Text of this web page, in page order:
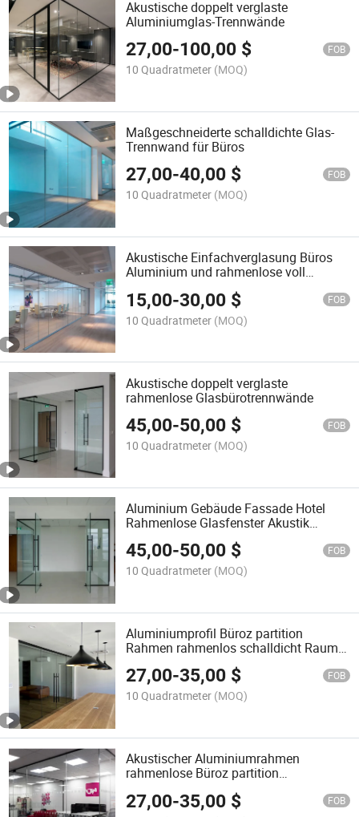
Akustische doppelt verglaste
Aluminiumglas-Trennwände
27,00-100,00 $ FOB
10 Quadratmeter (MOQ)
Maßgeschneiderte schalldichte Glas-
Trennwand für Büros
27,00-40,00 $ FOB
10 Quadratmeter (MOQ)
Akustische Einfachverglasung Büros
Aluminium und rahmenlose voll
Glaswandtrennwand
15,00-30,00 $ FOB
10 Quadratmeter (MOQ)
Akustische doppelt verglaste
rahmenlose Glasbürotrennwände
45,00-50,00 $ FOB
10 Quadratmeter (MOQ)
Aluminium Gebäude Fassade Hotel
Rahmenlose Glasfenster Akustik
Vorhang Wand Trennwand
45,00-50,00 $ FOB
10 Quadratmeter (MOQ)
Aluminiumprofil Büroz partition
Rahmen rahmenlos schalldicht Raum
akustische Glaspartition
27,00-35,00 $ FOB
10 Quadratmeter (MOQ)
Akustischer Aluminiumrahmen
rahmenlose Büroz partition
27,00-35,00 $ FOB